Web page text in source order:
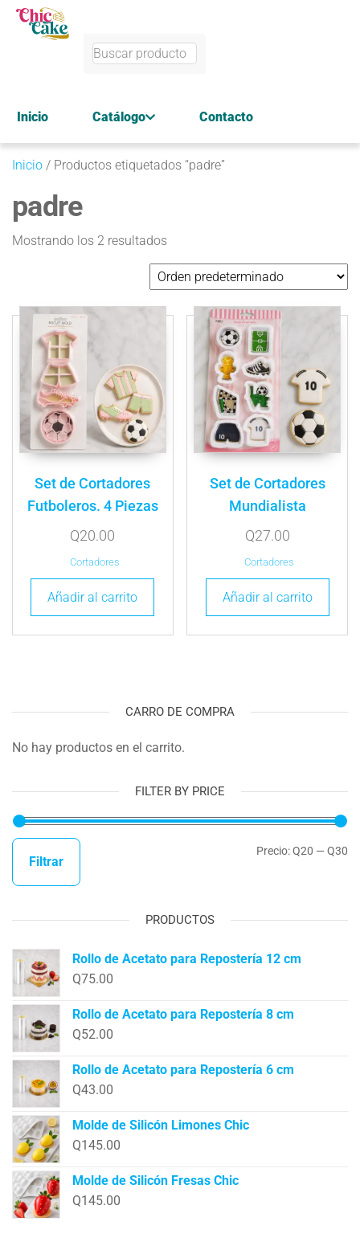
Inicio Catálogo Contacto
Inicio / Productos etiquetados “padre”
padre
Mostrando los 2 resultados
Set de Cortadores
Futboleros. 4 Piezas
Q20.00
Cortadores
Añadir al carrito
Set de Cortadores
Mundialista
Q27.00
Cortadores
Añadir al carrito
CARRO DE COMPRA
No hay productos en el carrito.
FILTER BY PRICE
Filtrar
Precio:Q20 — Q30
PRODUCTOS
Rollo de Acetato para Repostería 12 cm
Q75.00
Rollo de Acetato para Repostería 8 cm
Q52.00
Rollo de Acetato para Repostería 6 cm
Q43.00
Molde de Silicón Limones Chic
Q145.00
Molde de Silicón Fresas Chic
Q145.00